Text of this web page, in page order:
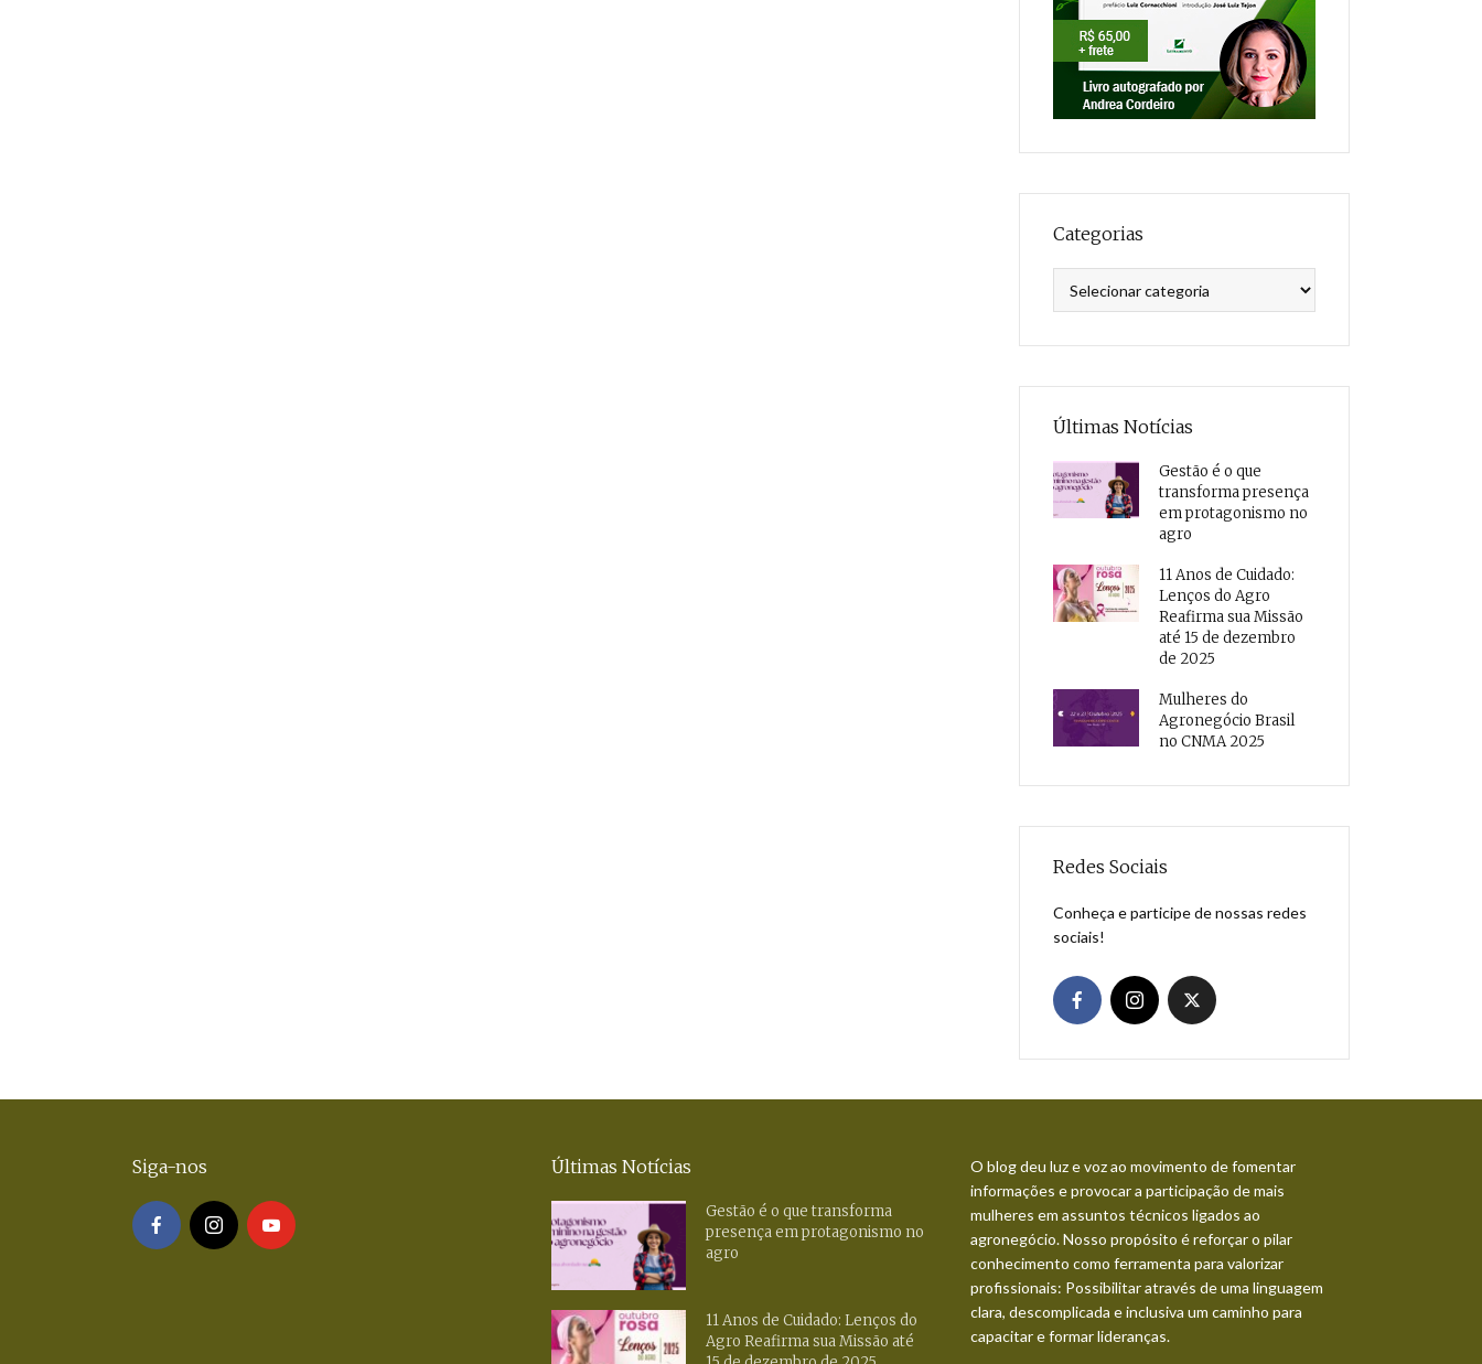
Categorias
Últimas Notícias
Gestão é o que
transforma presença
em protagonismo no
agro
11 Anos de Cuidado:
Lenços do Agro
Reafirma sua Missão
até 15 de dezembro
de 2025
Mulheres do
Agronegócio Brasil
no CNMA 2025
Redes Sociais
Conheça e participe de nossas redes
sociais!
Siga-nos Últimas Notícias
Gestão é o que transforma
presença em protagonismo no
agro
11 Anos de Cuidado: Lenços do
Agro Reafirma sua Missão até
O blog deu luz e voz ao movimento de fomentar
informações e provocar a participação de mais
mulheres em assuntos técnicos ligados ao
agronegócio. Nosso propósito é reforçar o pilar
conhecimento como ferramenta para valorizar
profissionais: Possibilitar através de uma linguagem
clara, descomplicada e inclusiva um caminho para
capacitar e formar lideranças.